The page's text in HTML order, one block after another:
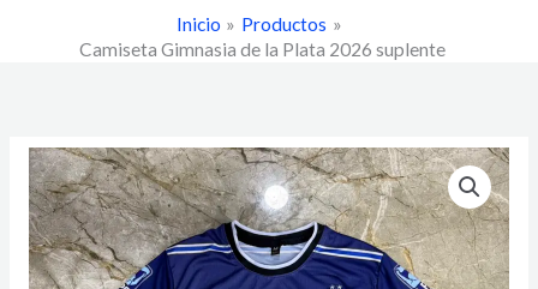
Inicio
Productos
Camiseta Gimnasia de la Plata 2026 suplente
Camiseta
Gimnasia
de
la
Plata